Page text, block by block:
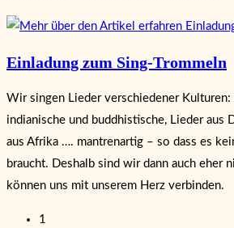
Einladung zum Sing-Trommeln
Wir singen Lieder verschiedener Kulturen:
indianische und buddhistische, Lieder aus
aus Afrika …. mantrenartig – so dass es
braucht. Deshalb sind wir dann auch eher
können uns mit unserem Herz verbinden.
1